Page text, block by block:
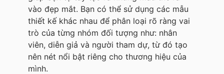
vào đẹp mắt. Bạn có thể sử dụng các mẫu
thiết kế khác nhau để phân loại rõ ràng vai
trò của từng nhóm đối tượng như: nhân
viên, diễn giả và người tham dự, từ đó tạo
nên nét nổi bật riêng cho thương hiệu của
mình.